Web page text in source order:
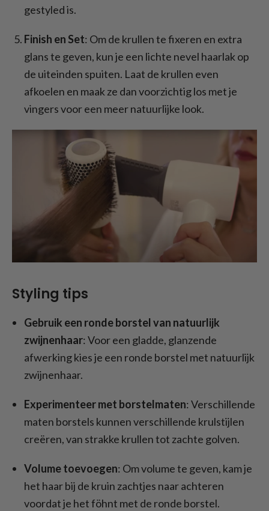
gestyled is.
Finish en Set: Om de krullen te fixeren en extra
glans te geven, kun je een lichte nevel haarlak op
de uiteinden spuiten. Laat de krullen even
afkoelen en maak ze dan voorzichtig los met je
vingers voor een meer natuurlijke look.
Styling tips
Gebruik een ronde borstel van natuurlijk
zwijnenhaar: Voor een gladde, glanzende
afwerking kies je een ronde borstel met natuurlijk
zwijnenhaar.
Experimenteer met borstelmaten: Verschillende
maten borstels kunnen verschillende krulstijlen
creëren, van strakke krullen tot zachte golven.
Volume toevoegen: Om volume te geven, kam je
het haar bij de kruin zachtjes naar achteren
voordat je het föhnt met de ronde borstel.